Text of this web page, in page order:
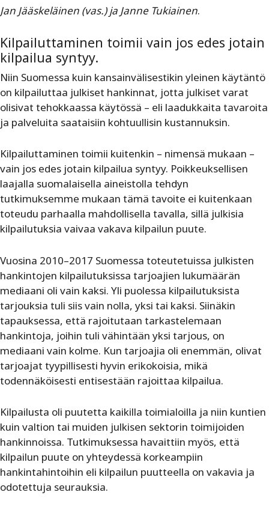
Jan Jääskeläinen (vas.) ja Janne Tukiainen.
Kilpailuttaminen toimii vain jos edes jotain
kilpailua syntyy.
Niin Suomessa kuin kansainvälisestikin yleinen käytäntö
on kilpailuttaa julkiset hankinnat, jotta julkiset varat
olisivat tehokkaassa käytössä – eli laadukkaita tavaroita
ja palveluita saataisiin kohtuullisin kustannuksin.
Kilpailuttaminen toimii kuitenkin – nimensä mukaan –
vain jos edes jotain kilpailua syntyy. Poikkeuksellisen
laajalla suomalaisella aineistolla tehdyn
tutkimuksemme mukaan tämä tavoite ei kuitenkaan
toteudu parhaalla mahdollisella tavalla, sillä julkisia
kilpailutuksia vaivaa vakava kilpailun puute.
Vuosina 2010–2017 Suomessa toteutetuissa julkisten
hankintojen kilpailutuksissa tarjoajien lukumäärän
mediaani oli vain kaksi. Yli puolessa kilpailutuksista
tarjouksia tuli siis vain nolla, yksi tai kaksi. Siinäkin
tapauksessa, että rajoitutaan tarkastelemaan
hankintoja, joihin tuli vähintään yksi tarjous, on
mediaani vain kolme. Kun tarjoajia oli enemmän, olivat
tarjoajat tyypillisesti hyvin erikokoisia, mikä
todennäköisesti entisestään rajoittaa kilpailua.
Kilpailusta oli puutetta kaikilla toimialoilla ja niin kuntien
kuin valtion tai muiden julkisen sektorin toimijoiden
hankinnoissa. Tutkimuksessa havaittiin myös, että
kilpailun puute on yhteydessä korkeampiin
hankintahintoihin eli kilpailun puutteella on vakavia ja
odotettuja seurauksia.